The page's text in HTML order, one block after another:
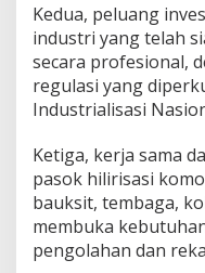
Kedua, peluang
industri yang telah
secara profesional,
regulasi yang
Industrialisasi
Ketiga, kerja sama
pasok hilirisasi
bauksit, tembaga,
membuka
pengolahan dan